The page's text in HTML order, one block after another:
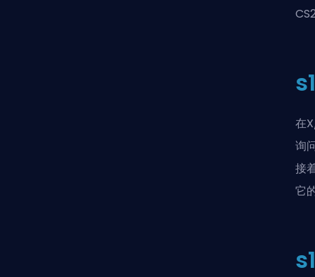
在
询
接
它